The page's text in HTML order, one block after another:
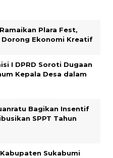
Plara Fest,
Dorong Ekonomi Kreatif
I DPRD Soroti Dugaan
Kepala Desa dalam
Bagikan Insentif
SPPT Tahun
Sukabumi